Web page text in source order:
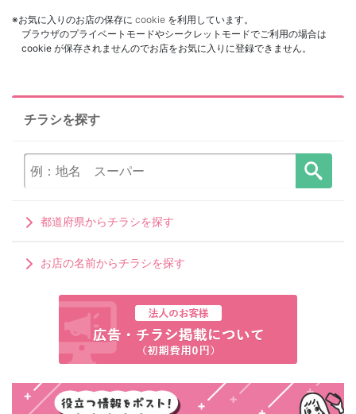
※お気に入りのお店の保存に cookie を利用しています。
ブラウザのプライベートモードやシークレットモードでご利用の場合は
cookie が保存されませんのでお店をお気に入りに登録できません。
チラシを探す
都道府県からチラシを探す
お店の名前からチラシを探す